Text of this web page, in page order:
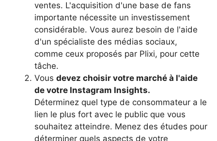
ventes. L'acquisition d'une base de fans
importante nécessite un investissement
considérable. Vous aurez besoin de l'aide
d'un spécialiste des médias sociaux,
comme ceux proposés par Plixi, pour cette
tâche.
Vous devez choisir votre marché à l'aide
de votre Instagram Insights.
Déterminez quel type de consommateur a le
lien le plus fort avec le public que vous
souhaitez atteindre. Menez des études pour
déterminer quels aspects de votre